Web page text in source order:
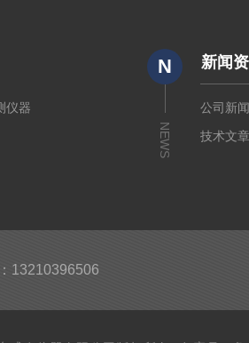
仪器
N
NEWS
新闻
公司新
技术文
13210396506